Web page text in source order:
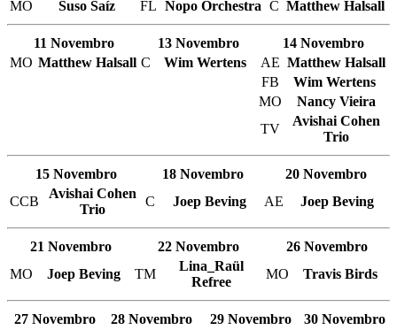
MO Suso Saíz FL Nopo Orchestra C Matthew Halsall
11 Novembro 13 Novembro
14 Novembro
MO Matthew Halsall C Wim Wertens AE Matthew Halsall
FB
Wim Wertens
MO
Nancy Vieira
TV
Avishai Cohen
Trio
15 Novembro 18 Novembro
20 Novembro
CCB
Avishai Cohen
Trio
C Joep Beving AE Joep Beving
21 Novembro 22 Novembro
26 Novembro
MO
Joep Beving TM
Lina_Raül
Refree
MO Travis Birds
27 Novembro 28 Novembro 29 Novembro
30 Novembro